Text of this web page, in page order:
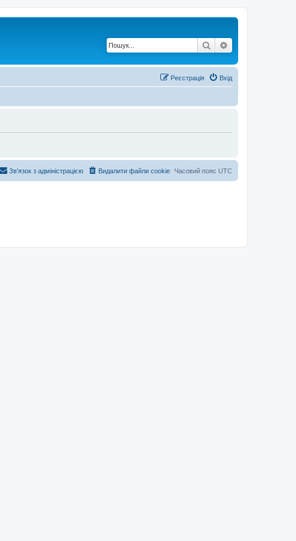
Пошук
Вхід
Реєстрація
Часовий пояс UTC
Видалити файли cookie
Зв'язок з адміністрацією